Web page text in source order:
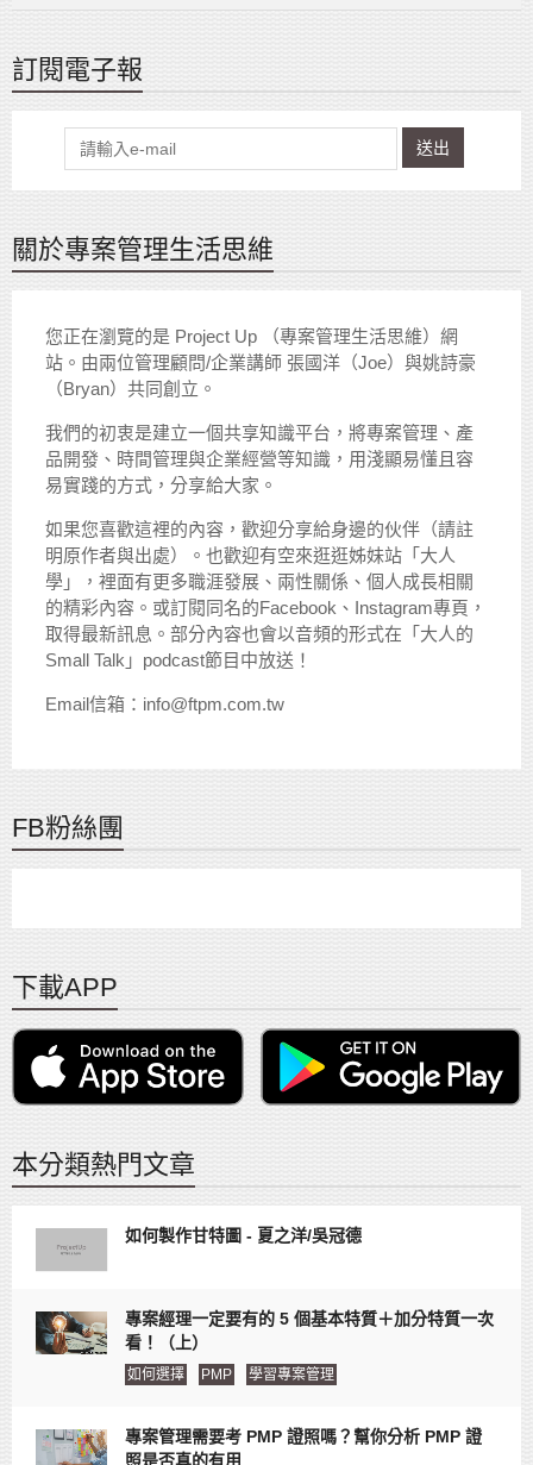
訂閱電子報
送出
關於專案管理生活思維
您正在瀏覽的是 Project Up （專案管理生活思維）網
站。由兩位管理顧問/企業講師 張國洋（Joe）與姚詩豪
（Bryan）共同創立。
我們的初衷是建立一個共享知識平台，將專案管理、產
品開發、時間管理與企業經營等知識，用淺顯易懂且容
易實踐的方式，分享給大家。
如果您喜歡這裡的內容，歡迎分享給身邊的伙伴（請註
明原作者與出處）。也歡迎有空來逛逛姊妹站「大人
學」，裡面有更多職涯發展、兩性關係、個人成長相關
的精彩內容。或訂閱同名的Facebook、Instagram專頁，
取得最新訊息。部分內容也會以音頻的形式在「大人的
Small Talk」podcast節目中放送！
Email信箱：info@ftpm.com.tw
FB粉絲團
下載APP
本分類熱門文章
如何製作甘特圖 - 夏之洋/吳冠德
專案經理一定要有的 5 個基本特質＋加分特質一次
看！（上）
如何選擇 PMP 學習專案管理
專案管理需要考 PMP 證照嗎？幫你分析 PMP 證
照是否真的有用